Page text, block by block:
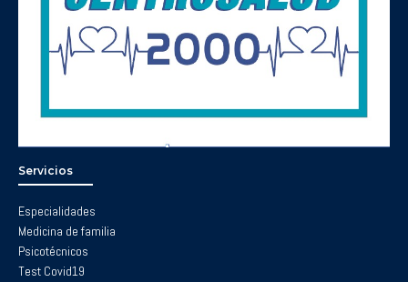
Servicios
Especialidades
Medicina de familia
Psicotécnicos
Test Covid19